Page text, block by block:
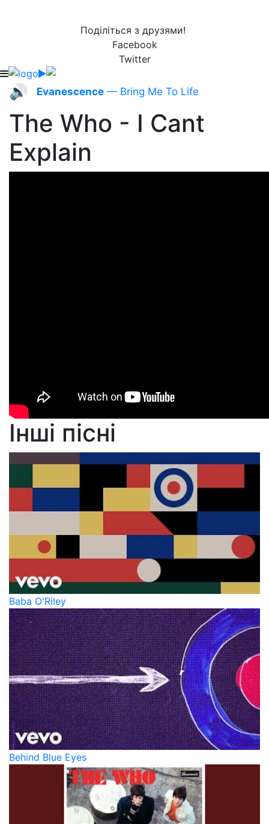
Поділіться з друзями!
Facebook
Twitter
🔊 Evanescence — Bring Me To Life
The Who - I Cant
Explain
Інші пісні
Baba O'Riley
Behind Blue Eyes